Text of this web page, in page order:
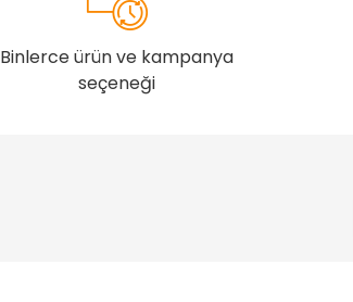
Binlerce ürün ve kampanya
seçeneği